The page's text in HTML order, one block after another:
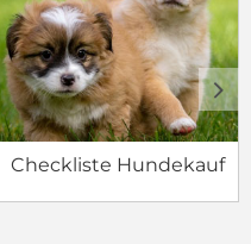
Checkliste Hundekauf
d